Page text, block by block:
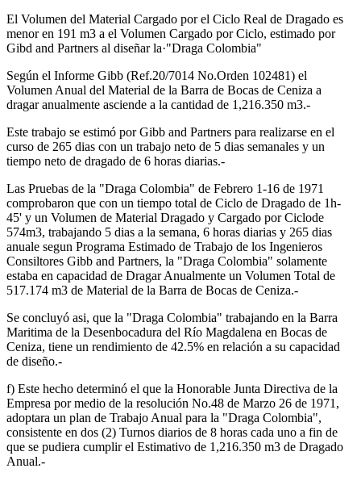
El Volumen del Material Cargado por el Ciclo Real de Dragado es
menor en 191 m3 a el Volumen Cargado por Ciclo, estimado por
Gibd and Partners al diseñar la·"Draga Colombia"
Según el Informe Gibb (Ref.20/7014 No.Orden 102481) el
Volumen Anual del Material de la Barra de Bocas de Ceniza a
dragar anualmente asciende a la cantidad de 1,216.350 m3.-
Este trabajo se estimó por Gibb and Partners para realizarse en el
curso de 265 dias con un trabajo neto de 5 dias semanales y un
tiempo neto de dragado de 6 horas diarias.-
Las Pruebas de la "Draga Colombia" de Febrero 1-16 de 1971
comprobaron que con un tiempo total de Ciclo de Dragado de 1h-
45' y un Volumen de Material Dragado y Cargado por Ciclode
574m3, trabajando 5 dias a la semana, 6 horas diarias y 265 dias
anuale segun Programa Estimado de Trabajo de los Ingenieros
Consiltores Gibb and Partners, la "Draga Colombia" solamente
estaba en capacidad de Dragar Anualmente un Volumen Total de
517.174 m3 de Material de la Barra de Bocas de Ceniza.-
Se concluyó asi, que la "Draga Colombia" trabajando en la Barra
Maritima de la Desenbocadura del Río Magdalena en Bocas de
Ceniza, tiene un rendimiento de 42.5% en relación a su capacidad
de diseño.-
f) Este hecho determinó el que la Honorable Junta Directiva de la
Empresa por medio de la resolución No.48 de Marzo 26 de 1971,
adoptara un plan de Trabajo Anual para la "Draga Colombia",
consistente en dos (2) Turnos diarios de 8 horas cada uno a fin de
que se pudiera cumplir el Estimativo de 1,216.350 m3 de Dragado
Anual.-